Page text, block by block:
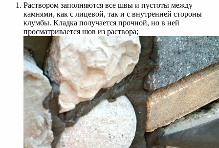
Раствором заполняются все швы и пустоты между
камнями, как с лицевой, так и с внутренней стороны
клумбы. Кладка получается прочной, но в ней
просматривается шов из раствора;